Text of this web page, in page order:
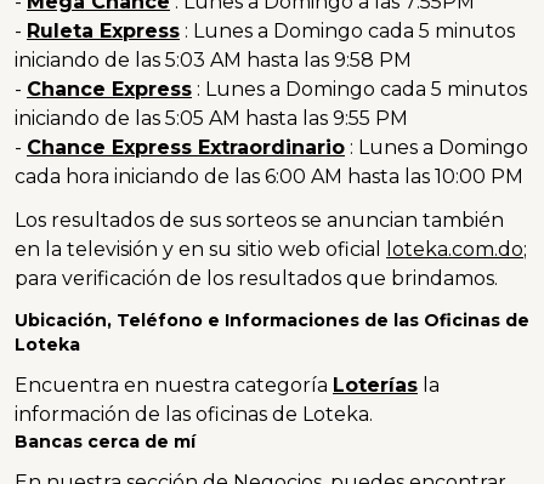
- Ruleta Express : Lunes a Domingo cada 5 minutos
iniciando de las 5:03 AM hasta las 9:58 PM
- Chance Express : Lunes a Domingo cada 5 minutos
iniciando de las 5:05 AM hasta las 9:55 PM
- Chance Express Extraordinario : Lunes a Domingo
cada hora iniciando de las 6:00 AM hasta las 10:00 PM
Los resultados de sus sorteos se anuncian también
en la televisión y en su sitio web oficial
loteka.com.do;
para verificación de los resultados que brindamos.
Ubicación, Teléfono e Informaciones de las Oficinas de
Loteka
Encuentra en nuestra categoría Loterías la
información de las oficinas de Loteka.
Bancas cerca de mí